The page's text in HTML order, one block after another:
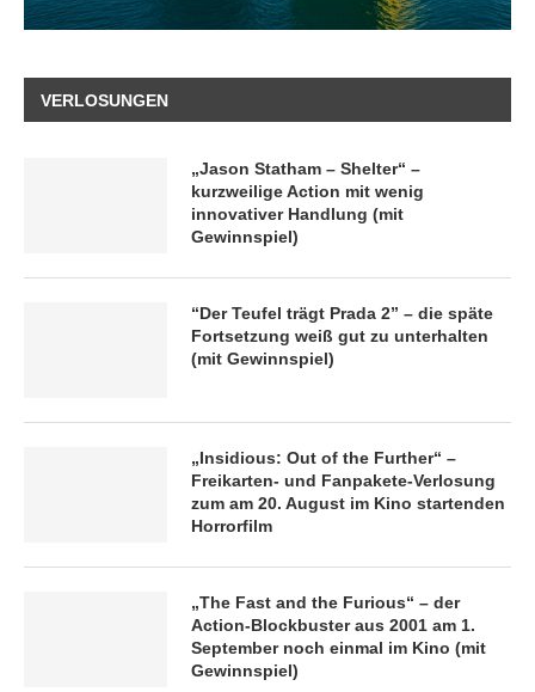
VERLOSUNGEN
„Jason Statham – Shelter“ –
kurzweilige Action mit wenig
innovativer Handlung (mit
Gewinnspiel)
“Der Teufel trägt Prada 2” – die späte
Fortsetzung weiß gut zu unterhalten
(mit Gewinnspiel)
„Insidious: Out of the Further“ –
Freikarten- und Fanpakete-Verlosung
zum am 20. August im Kino startenden
Horrorfilm
„The Fast and the Furious“ – der
Action-Blockbuster aus 2001 am 1.
September noch einmal im Kino (mit
Gewinnspiel)